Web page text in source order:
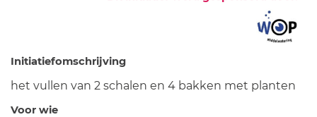
Initiatiefomschrijving
het vullen van 2 schalen en 4 bakken met planten
Voor wie